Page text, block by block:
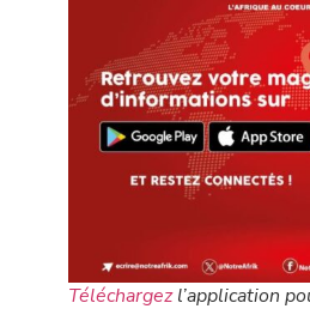
Téléchargezl’application